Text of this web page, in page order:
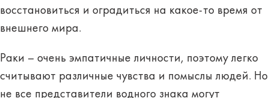
восстановиться и оградиться на какое-то время от
внешнего мира.
Раки – очень эмпатичные личности, поэтому легко
считывают различные чувства и помыслы людей. Но
не все представители водного знака могут